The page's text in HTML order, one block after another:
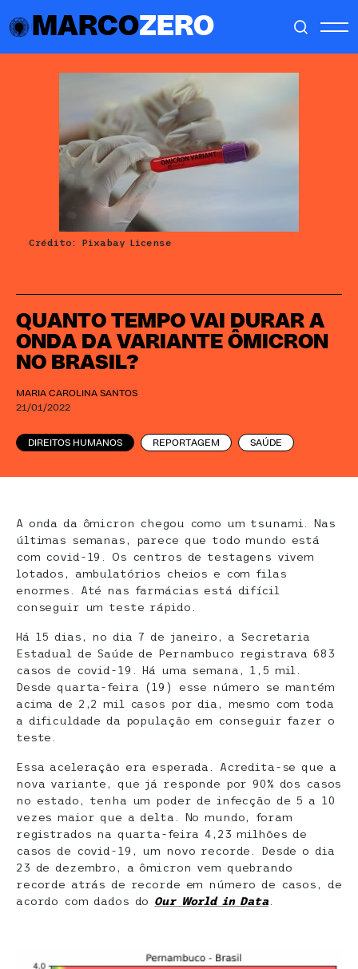
MARCOZERO
QUANTO TEMPO VAI DURAR A
ONDA DA VARIANTE ÔMICRON
NO BRASIL?
MARIA CAROLINA SANTOS
21/01/2022
DIREITOS HUMANOS REPORTAGEM SAÚDE
Crédito: Pixabay License
A onda da ômicron chegou como um tsunami. Nas
últimas semanas, parece que todo mundo está
com covid-19. Os centros de testagens vivem
lotados, ambulatórios cheios e com filas
enormes. Até nas farmácias está difícil
conseguir um teste rápido.
Há 15 dias, no dia 7 de janeiro, a Secretaria
Estadual de Saúde de Pernambuco registrava 683
casos de covid-19. Há uma semana, 1,5 mil.
Desde quarta-feira (19) esse número se mantém
acima de 2,2 mil casos por dia, mesmo com toda
a dificuldade da população em conseguir fazer o
teste.
Essa aceleração era esperada. Acredita-se que a
nova variante, que já responde por 90% dos casos
no estado, tenha um poder de infecção de 5 a 10
vezes maior que a delta. No mundo, foram
registrados na quarta-feira 4,23 milhões de
casos de covid-19, um novo recorde. Desde o dia
23 de dezembro, a ômicron vem quebrando
recorde atrás de recorde em número de casos, de
acordo com dados do Our World in Data.